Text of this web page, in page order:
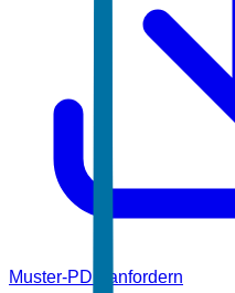
Muster-PDF anfordern